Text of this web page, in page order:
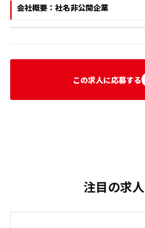
会社概要：社名非公開企業
この求人に応募する
注目の求人